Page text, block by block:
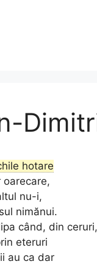
hotare
nu-i,
nimănui.
când, din ceruri,
eteruri
au ca dar